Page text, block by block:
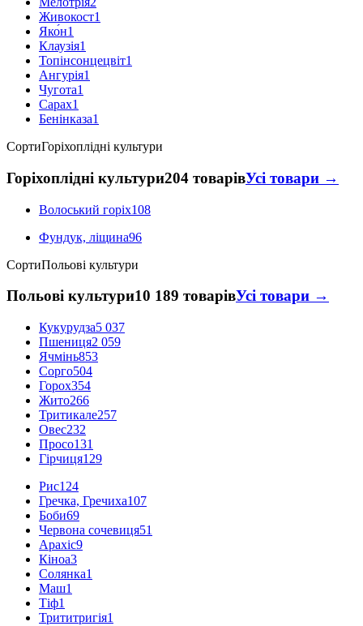
Живокост1
Яко́н1
Клаузія1
Топінсонцецвіт1
Ангурія1
Чугота1
Сарах1
Бенінказа1
СортиГоріхоплідні культури
Горіхоплідні культури204 товарівУсі товари →
Волоський горіх108
Фундук, ліщина96
СортиПольові культури
Польові культури10 189 товарівУсі товари →
Кукурудза5 037
Пшениця2 059
Ячмінь853
Сорго504
Горох354
Жито266
Тритикале257
Овес232
Просо131
Гірчиця129
Рис124
Гречка, Гречиха107
Боби69
Червона сочевиця51
Арахіс9
Кіноа3
Солянка1
Маш1
Тіф1
Трититригія1